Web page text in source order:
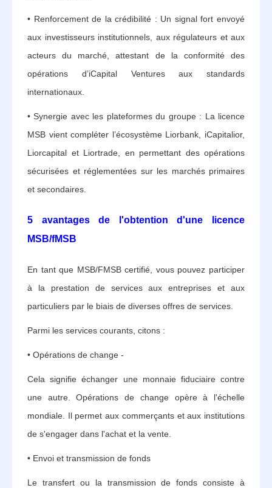
• Renforcement de la crédibilité : Un signal fort envoyé
aux investisseurs institutionnels, aux régulateurs et aux
acteurs du marché, attestant de la conformité des
opérations d’iCapital Ventures aux standards
internationaux.
• Synergie avec les plateformes du groupe : La licence
MSB vient compléter l’écosystème Liorbank, iCapitalior,
Liorcapital et Liortrade, en permettant des opérations
sécurisées et réglementées sur les marchés primaires
et secondaires.
5 avantages de l'obtention d'une licence
MSB/fMSB
‍En tant que MSB/FMSB certifié, vous pouvez participer
à la prestation de services aux entreprises et aux
particuliers par le biais de diverses offres de services.
Parmi les services courants, citons :
• Opérations de change -
Cela signifie échanger une monnaie fiduciaire contre
une autre. Opérations de change opère à l'échelle
mondiale. Il permet aux commerçants et aux institutions
de s'engager dans l'achat et la vente.
• Envoi et transmission de fonds
Le transfert ou la transmission de fonds consiste à